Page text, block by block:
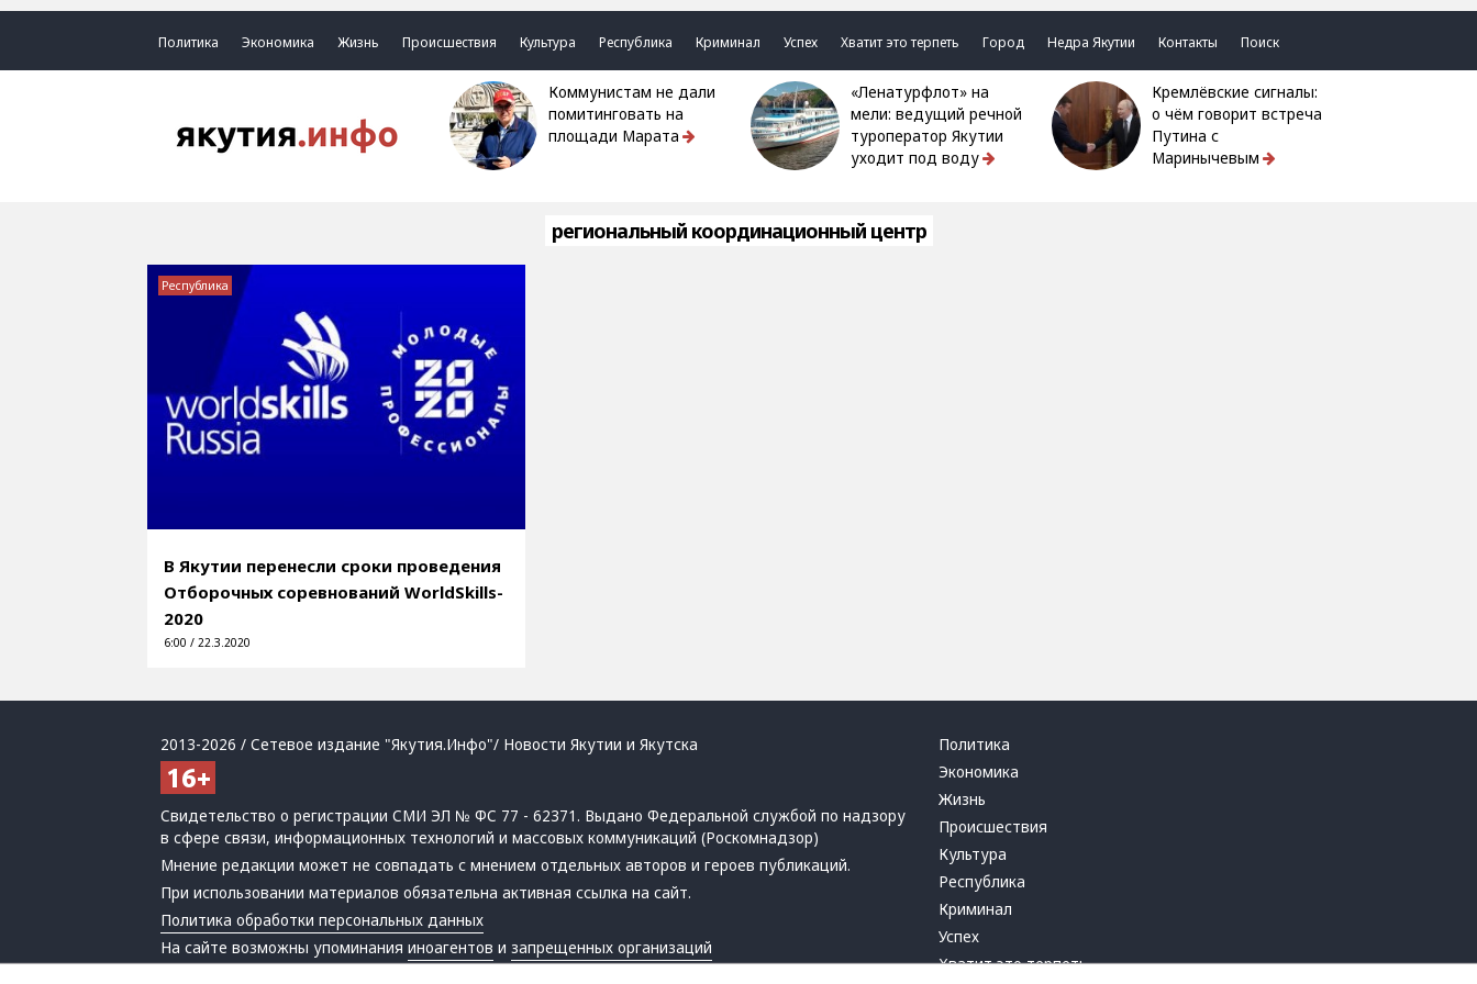
Политика Экономика Жизнь Происшествия Культура Республика Криминал Успех Хватит это терпеть Город Недра Якутии Контакты Поиск
Коммунистам не дали
помитинговать на
площади Марата
«Ленатурфлот» на
мели: ведущий речной
туроператор Якутии
уходит под воду
Кремлёвские сигналы:
о чём говорит встреча
Путина с
Маринычевым
региональный координационный центр
В Якутии перенесли сроки проведения
Отборочных соревнований WorldSkills-
2020
6:00 / 22.3.2020
Республика
2013-2026 / Сетевое издание "Якутия.Инфо"/ Новости Якутии и Якутска
Свидетельство о регистрации СМИ ЭЛ № ФС 77 - 62371. Выдано Федеральной службой по надзору
в сфере связи, информационных технологий и массовых коммуникаций (Роскомнадзор)
Мнение редакции может не совпадать с мнением отдельных авторов и героев публикаций.
При использовании материалов обязательна активная ссылка на сайт.
Политика обработки персональных данных
На сайте возможны упоминанияиноагентов изапрещенных организаций
Политика
Экономика
Жизнь
Происшествия
Культура
Республика
Криминал
Успех
Хватит это терпеть